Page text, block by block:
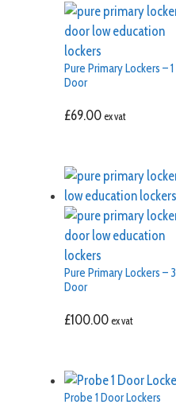
Pure Primary Lockers – 1
Door
£69.00 ex vat
Pure Primary Lockers – 3
Door
£100.00 ex vat
Probe 1 Door Lockers